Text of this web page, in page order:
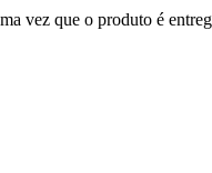
vez que o produto é